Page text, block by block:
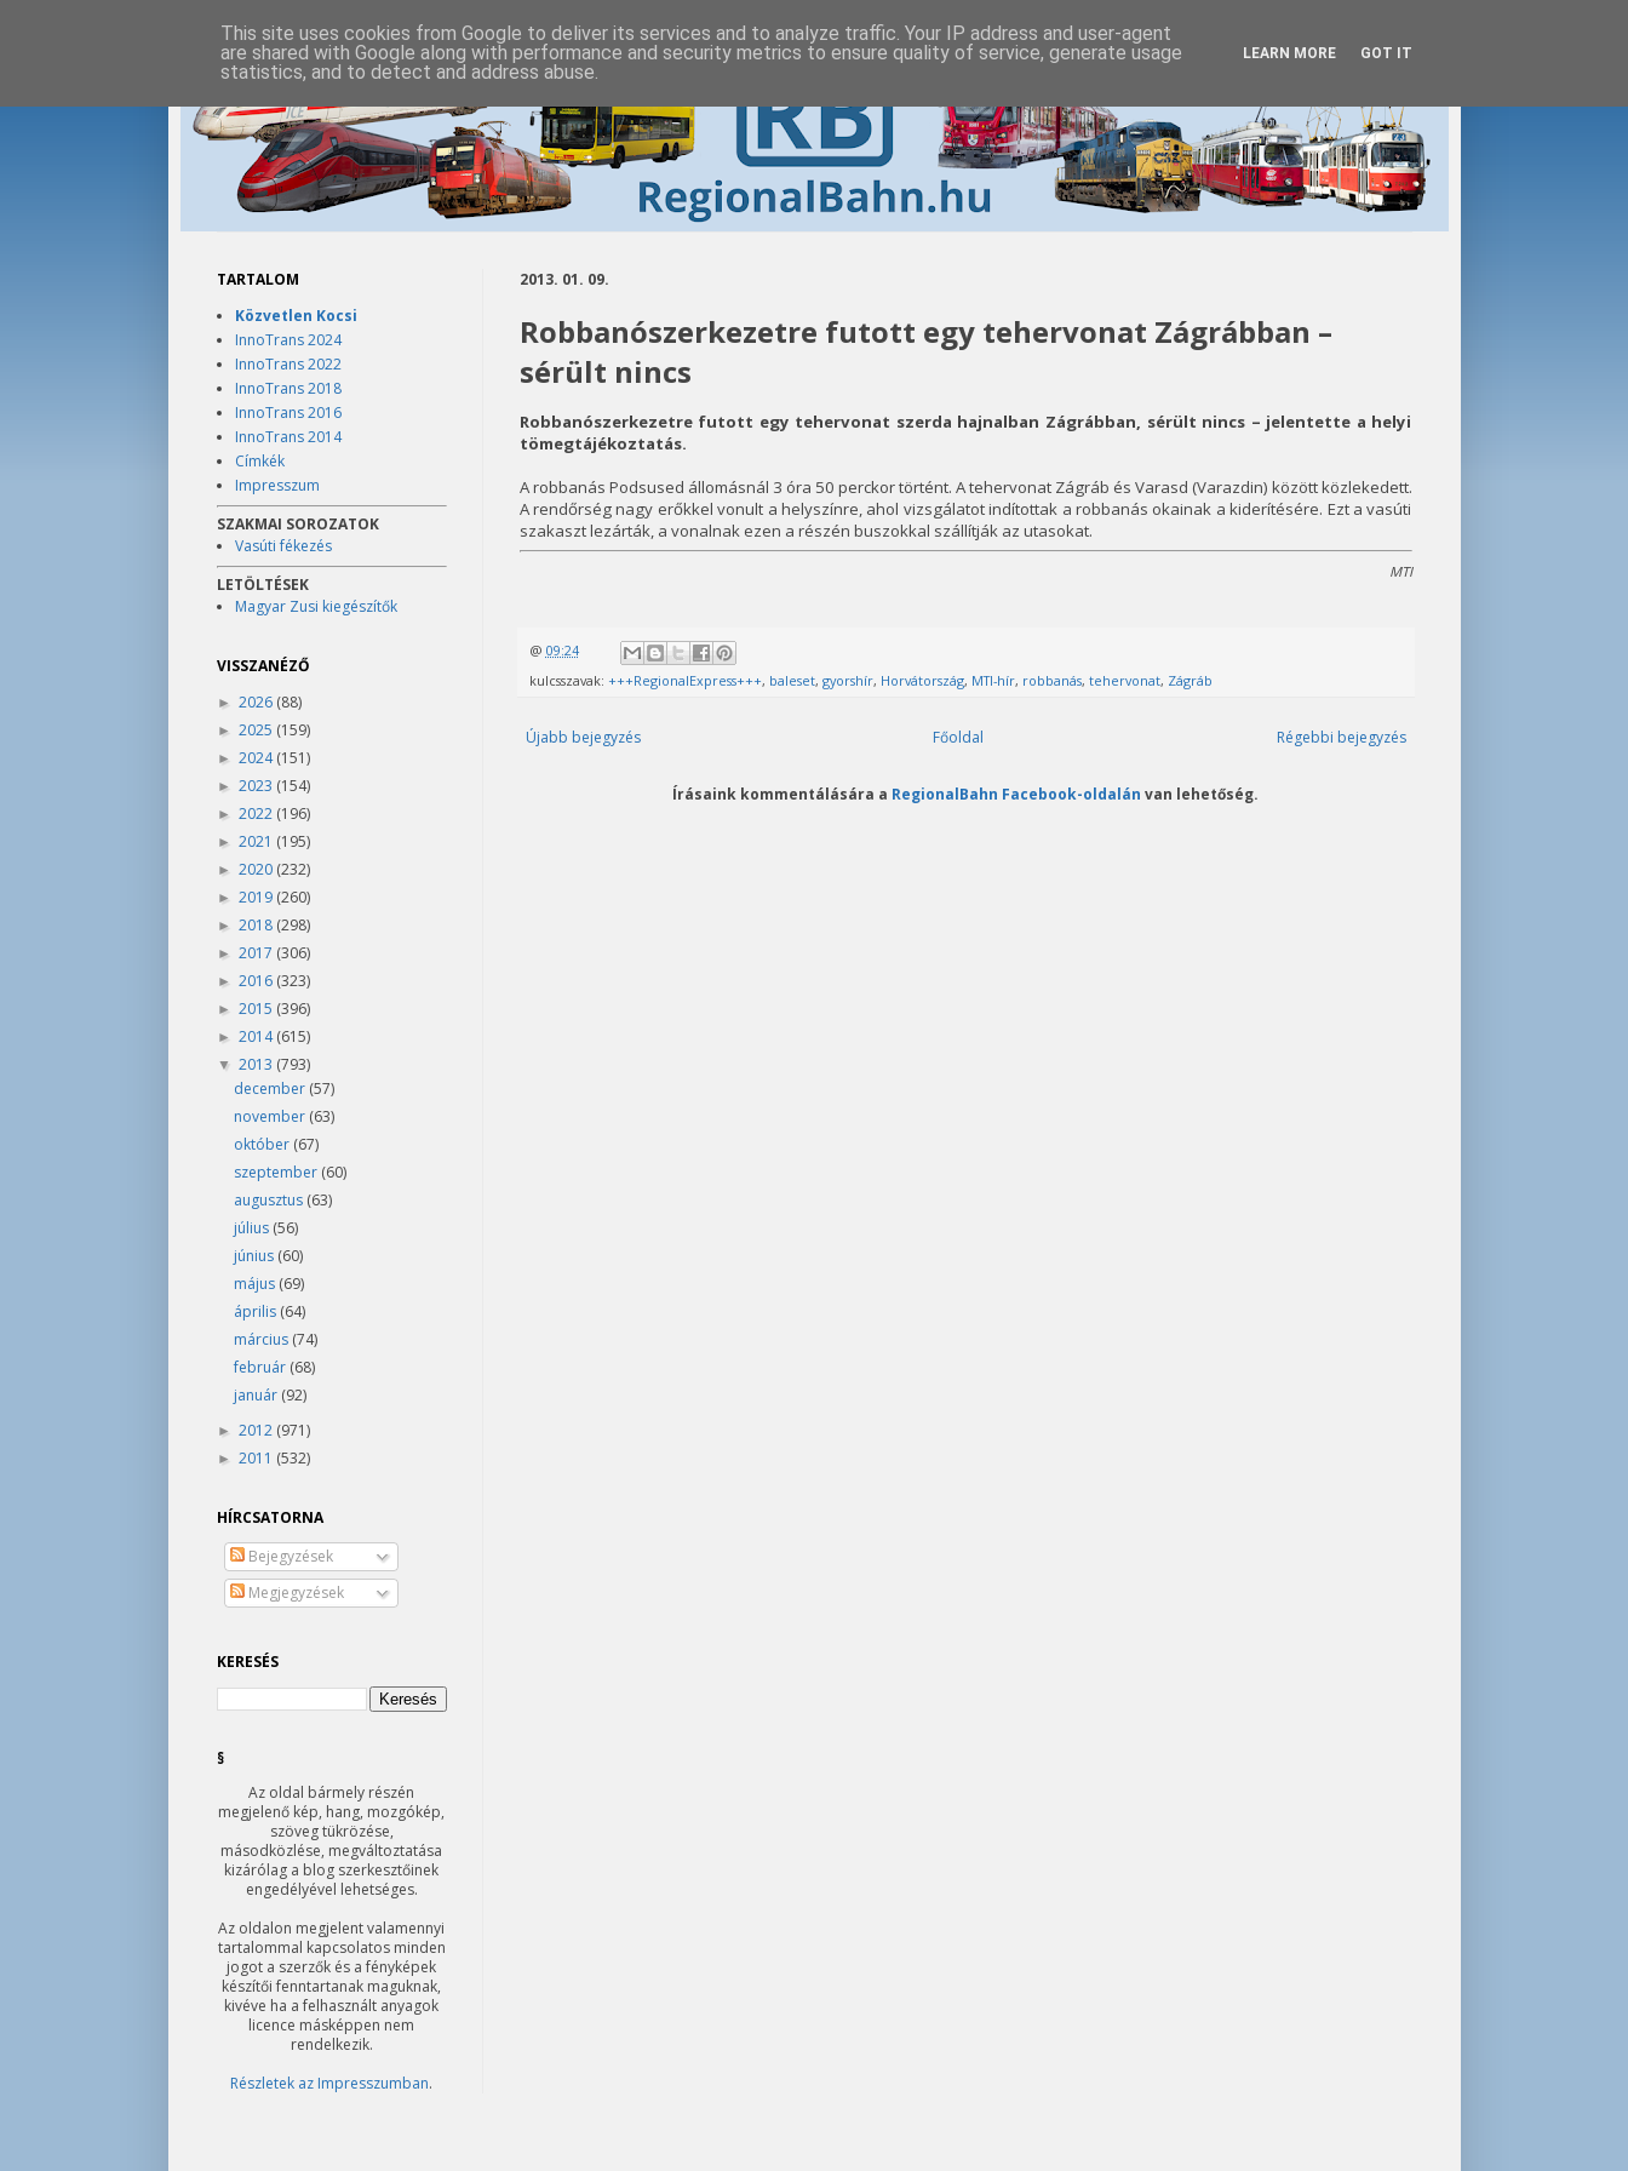
2013. 01. 09.
Robbanószerkezetre futott egy tehervonat Zágrábban –
sérült nincs
Robbanószerkezetre futott egy tehervonat szerda hajnalban Zágrábban, sérült nincs – jelentette a helyi
tömegtájékoztatás.
A robbanás Podsused állomásnál 3 óra 50 perckor történt. A tehervonat Zágráb és Varasd (Varazdin) között közlekedett.
A rendőrség nagy erőkkel vonult a helyszínre, ahol vizsgálatot indítottak a robbanás okainak a kiderítésére. Ezt a vasúti
szakaszt lezárták, a vonalnak ezen a részén buszokkal szállítják az utasokat.
MTI
@ 09:24
kulcsszavak: +++RegionalExpress+++, baleset, gyorshír, Horvátország, MTI-hír, robbanás, tehervonat, Zágráb
Újabb bejegyzés Régebbi bejegyzés
Főoldal
Írásaink kommentálására a RegionalBahn Facebook-oldalán van lehetőség.
TARTALOM
Közvetlen Kocsi
InnoTrans 2024
InnoTrans 2022
InnoTrans 2018
InnoTrans 2016
InnoTrans 2014
Címkék
Impresszum
SZAKMAI SOROZATOK
Vasúti fékezés
LETÖLTÉSEK
Magyar Zusi kiegészítők
VISSZANÉZŐ
► 2026 (88)
► 2025 (159)
► 2024(151)
► 2023 (154)
► 2022 (196)
► 2021 (195)
► 2020 (232)
► 2019 (260)
► 2018 (298)
► 2017 (306)
► 2016 (323)
► 2015 (396)
► 2014(615)
▼ 2013 (793)
december (57)
november (63)
október (67)
szeptember (60)
augusztus (63)
július (56)
június (60)
május (69)
április (64)
március (74)
február (68)
január (92)
► 2012 (971)
► 2011 (532)
HÍRCSATORNA
Bejegyzések
Megjegyzések
KERESÉS
§
Az oldal bármely részén
megjelenő kép, hang, mozgókép,
szöveg tükrözése,
másodközlése, megváltoztatása
kizárólag a blog szerkesztőinek
engedélyével lehetséges.
Az oldalon megjelent valamennyi
tartalommal kapcsolatos minden
jogot a szerzők és a fényképek
készítői fenntartanak maguknak,
kivéve ha a felhasznált anyagok
licence másképpen nem
rendelkezik.
Részletek az Impresszumban.
This site uses cookies from Google to deliver its services and to analyze traffic. Your IP address and user-agent
are shared with Google along with performance and security metrics to ensure quality of service, generate usage
statistics, and to detect and address abuse.
LEARN MORE GOT IT